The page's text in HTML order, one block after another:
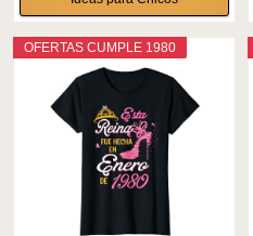
OFERTAS CUMPLE 1980